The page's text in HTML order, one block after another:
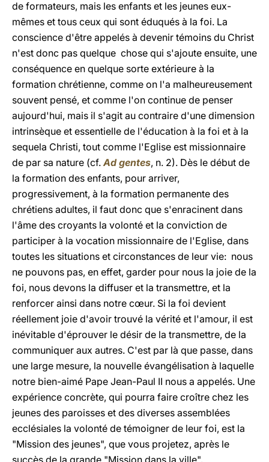
de formateurs, mais les enfants et les jeunes eux-
mêmes et tous ceux qui sont éduqués à la foi. La
conscience d'être appelés à devenir témoins du Christ
n'est donc pas quelque chose qui s'ajoute ensuite, une
conséquence en quelque sorte extérieure à la
formation chrétienne, comme on l'a malheureusement
souvent pensé, et comme l'on continue de penser
aujourd'hui, mais il s'agit au contraire d'une dimension
intrinsèque et essentielle de l'éducation à la foi et à la
sequela Christi, tout comme l'Eglise est missionnaire
de par sa nature (cf.Ad gentes, n. 2). Dès le début de
la formation des enfants, pour arriver,
progressivement, à la formation permanente des
chrétiens adultes, il faut donc que s'enracinent dans
l'âme des croyants la volonté et la conviction de
participer à la vocation missionnaire de l'Eglise, dans
toutes les situations et circonstances de leur vie: nous
ne pouvons pas, en effet, garder pour nous la joie de la
foi, nous devons la diffuser et la transmettre, et la
renforcer ainsi dans notre cœur. Si la foi devient
réellement joie d'avoir trouvé la vérité et l'amour, il est
inévitable d'éprouver le désir de la transmettre, de la
communiquer aux autres. C'est par là que passe, dans
une large mesure, la nouvelle évangélisation à laquelle
notre bien-aimé Pape Jean-Paul II nous a appelés. Une
expérience concrète, qui pourra faire croître chez les
jeunes des paroisses et des diverses assemblées
ecclésiales la volonté de témoigner de leur foi, est la
"Mission des jeunes", que vous projetez, après le
succès de la grande "Mission dans la ville".